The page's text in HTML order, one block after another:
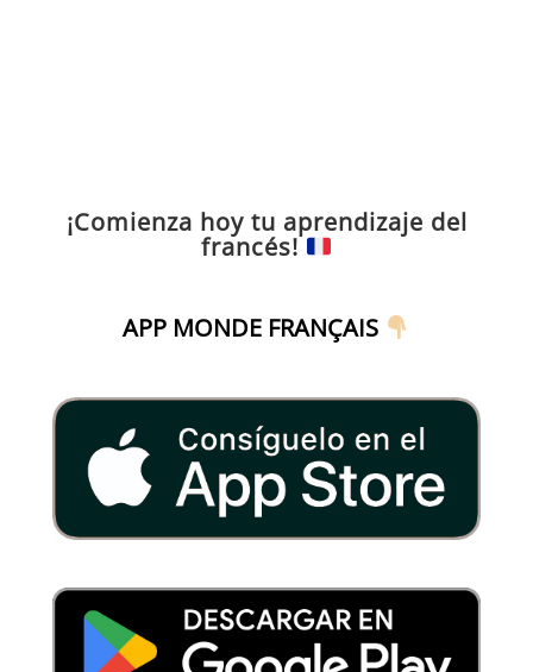
¡Comienza hoy tu aprendizaje del
francés!
APP MONDE FRANÇAIS